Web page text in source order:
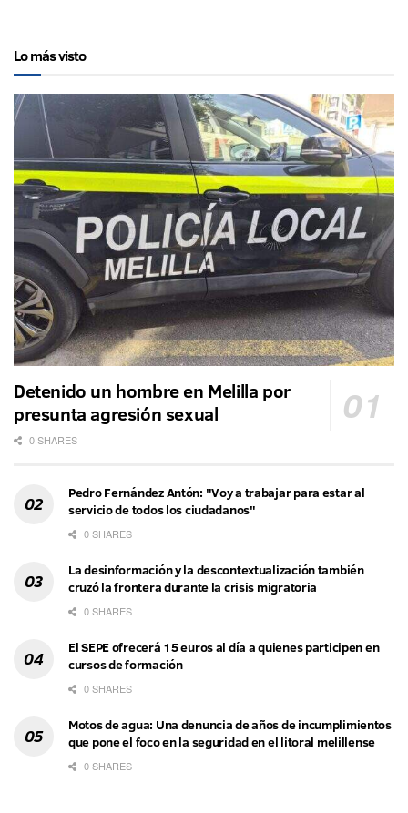
Lo más visto
Detenido un hombre en Melilla por
presunta agresión sexual
0 SHARES
Pedro Fernández Antón: "Voy a trabajar para estar al
servicio de todos los ciudadanos"
0 SHARES
La desinformación y la descontextualización también
cruzó la frontera durante la crisis migratoria
0 SHARES
El SEPE ofrecerá 15 euros al día a quienes participen en
cursos de formación
0 SHARES
Motos de agua: Una denuncia de años de incumplimientos
que pone el foco en la seguridad en el litoral melillense
0 SHARES